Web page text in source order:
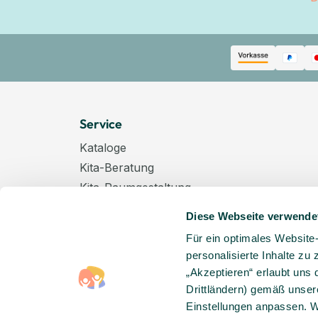
Diese Webseite
Für ein optimales
personalisierte Inhalte zu
„Akzeptieren“ erlaubt
Drittländern) gemäß
Einstellungen anpassen.
Service
Kataloge
Kita-Beratung
Kita-Raumgestaltung
Windelpauschale
Kindertagespflege
Hinweise zur Batterieentsorgung